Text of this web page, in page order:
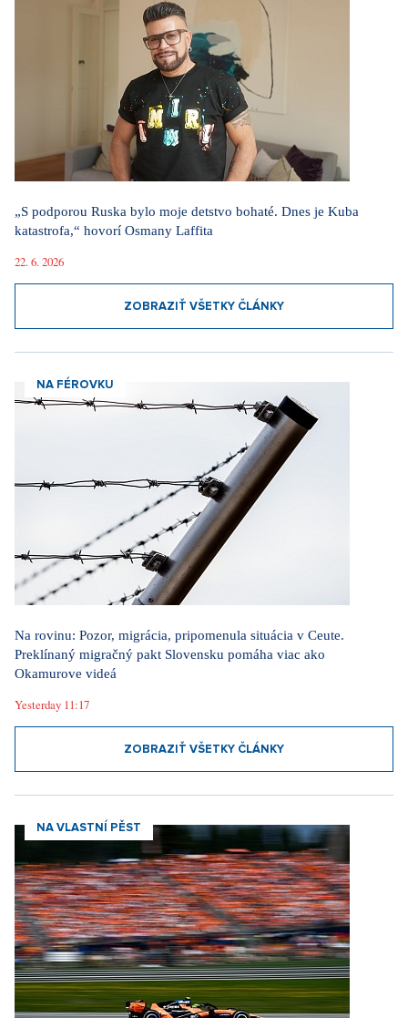
„S podporou Ruska bylo moje detstvo bohaté. Dnes je Kuba
katastrofa,“ hovorí Osmany Laffita
22. 6. 2026
ZOBRAZIŤ VŠETKY ČLÁNKY
NA FÉROVKU
Na rovinu: Pozor, migrácia, pripomenula situácia v Ceute.
Preklínaný migračný pakt Slovensku pomáha viac ako
Okamurove videá
Yesterday 11:17
ZOBRAZIŤ VŠETKY ČLÁNKY
NA VLASTNÍ PĚST